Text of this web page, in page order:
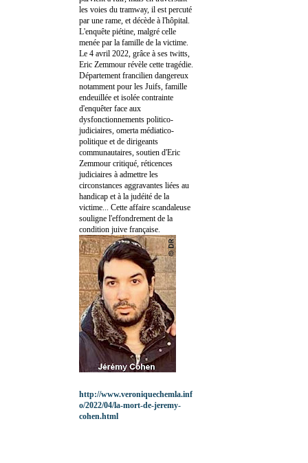
les voies du tramway, il est percuté
par une rame, et décède à l'hôpital.
L'enquête piétine, malgré celle
menée par la famille de la victime.
Le 4 avril 2022, grâce à ses twitts,
Eric Zemmour révèle cette tragédie.
Département francilien dangereux
notamment pour les Juifs, famille
endeuillée et isolée contrainte
d'enquêter face aux
dysfonctionnements politico-
judiciaires, omerta médiatico-
politique et de dirigeants
communautaires, soutien d'Eric
Zemmour critiqué, réticences
judiciaires à admettre les
circonstances aggravantes liées au
handicap et à la judéité de la
victime... Cette affaire scandaleuse
souligne l'effondrement de la
condition juive française.
http://www.veroniquechemla.inf
o/2022/04/la-mort-de-jeremy-
cohen.html